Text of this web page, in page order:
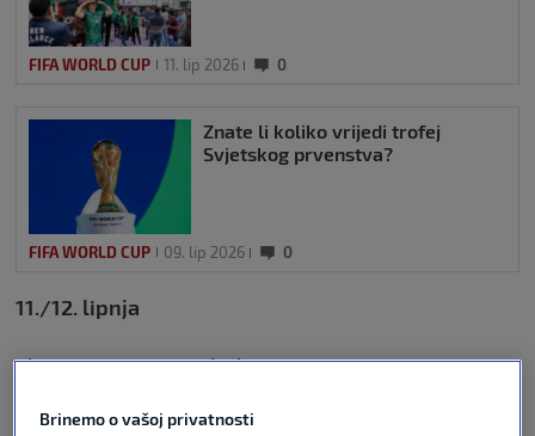
FIFA WORLD CUP 11. lip 2026 0
Znate li koliko vrijedi trofej
Svjetskog prvenstva?
FIFA WORLD CUP 09. lip 2026 0
11./12. lipnja
Skupina A, 21.00: Meksiko – JAR 2:0
Brinemo o vašoj privatnosti